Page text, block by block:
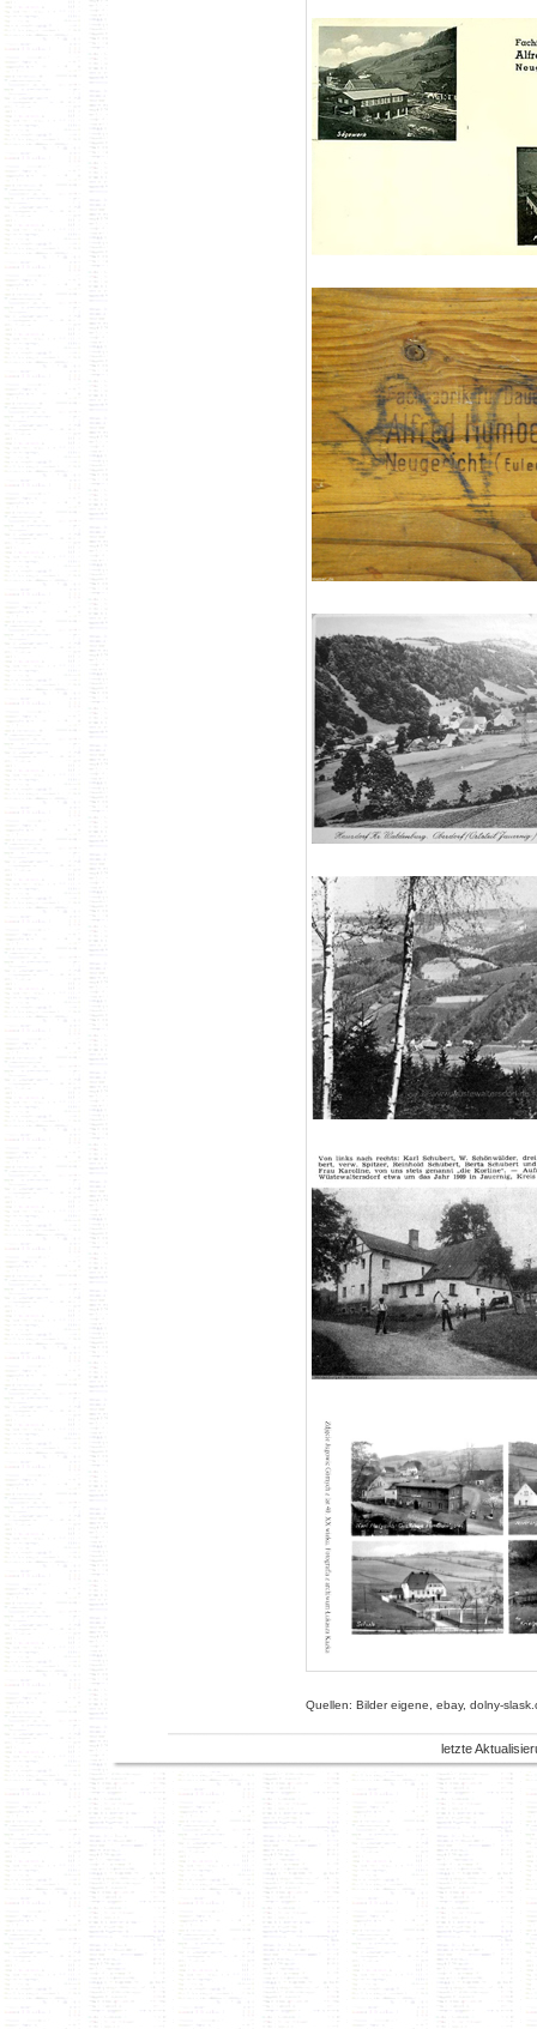
Quellen: Bilder eigene, ebay, dolny-
letzte